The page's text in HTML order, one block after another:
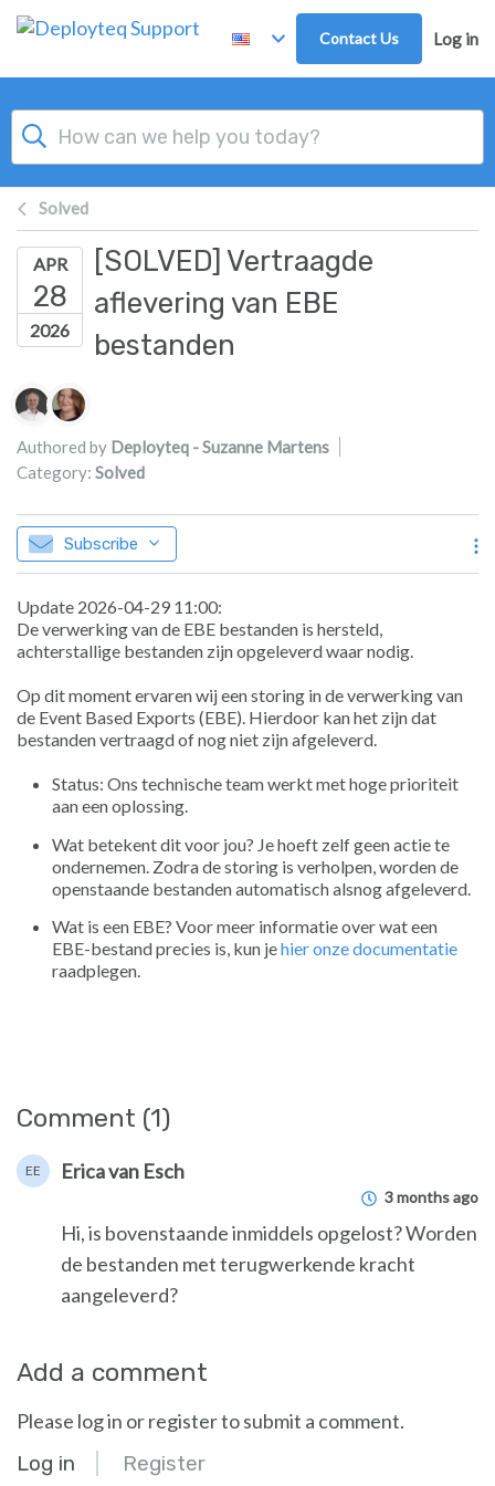
Skip to main content
Contact Us Log in
Solved
APR
28
2026
[SOLVED] Vertraagde
aflevering van EBE
bestanden
Authors list
Authored by Deployteq - Suzanne Martens
Category: Solved
Subscribe
Update 2026-04-29 11:00:
De verwerking van de EBE bestanden is hersteld,
achterstallige bestanden zijn opgeleverd waar nodig.
Op dit moment ervaren wij een storing in de verwerking van
de Event Based Exports (EBE). Hierdoor kan het zijn dat
bestanden vertraagd of nog niet zijn afgeleverd.
Status: Ons technische team werkt met hoge prioriteit
aan een oplossing.
Wat betekent dit voor jou? Je hoeft zelf geen actie te
ondernemen. Zodra de storing is verholpen, worden de
openstaande bestanden automatisch alsnog afgeleverd.
Wat is een EBE? Voor meer informatie over wat een
EBE-bestand precies is, kun jehier onze documentatie
raadplegen.
Comment (1)
EE Erica van Esch
3 months ago
Hi, is bovenstaande inmiddels opgelost? Worden
de bestanden met terugwerkende kracht
aangeleverd?
Add a comment
Please log in or register to submit a comment.
Log in Register